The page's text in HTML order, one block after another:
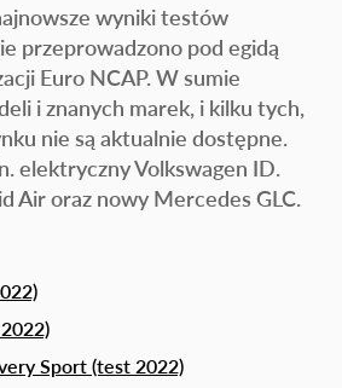
wyniki testów
przeprowadzono pod egidą
Euro NCAP. W sumie
i znanych marek, i kilku tych,
nie są aktualnie dostępne.
elektryczny Volkswagen ID.
Air oraz nowy Mercedes GLC.
Sport (test 2022)